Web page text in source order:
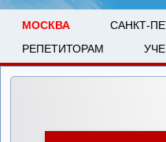
МОСКВА САНКТ-
РЕПЕТИТОРАМ